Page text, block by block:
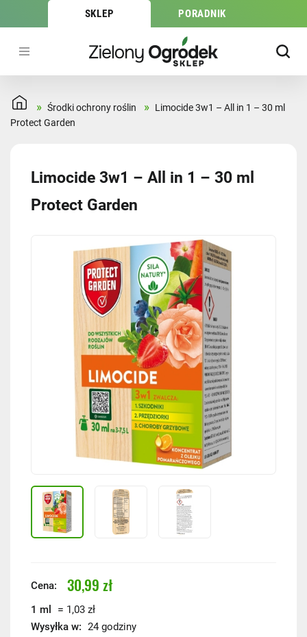
SKLEP PORADNIK
» Środki ochrony roślin » Limocide 3w1 – All in 1 – 30 ml
Protect Garden
Limocide 3w1 – All in 1 – 30 ml
Protect Garden
Cena: 30,99 zł
1 ml = 1,03 zł
Wysyłka w: 24 godziny